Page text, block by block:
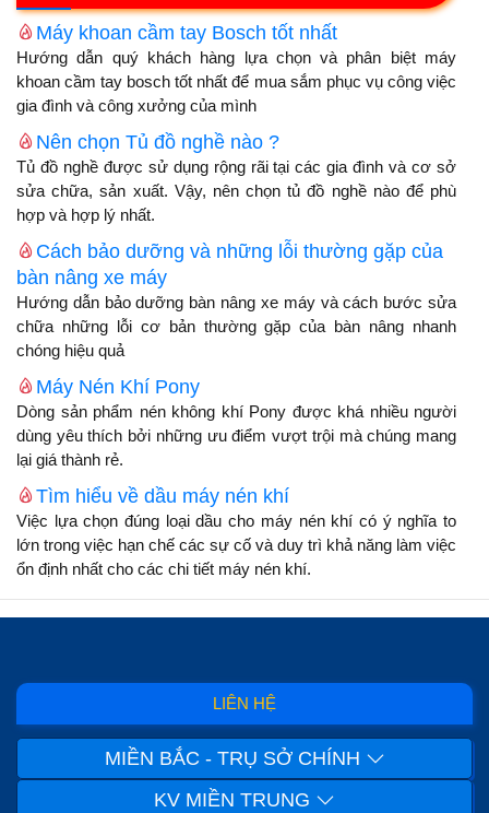
Máy khoan cầm tay Bosch tốt nhất
Hướng dẫn quý khách hàng lựa chọn và phân biệt máy
khoan cầm tay bosch tốt nhất để mua sắm phục vụ công việc
gia đình và công xưởng của mình
Nên chọn Tủ đồ nghề nào ?
Tủ đồ nghề được sử dụng rộng rãi tại các gia đình và cơ sở
sửa chữa, sản xuất. Vậy, nên chọn tủ đồ nghề nào để phù
hợp và hợp lý nhất.
Cách bảo dưỡng và những lỗi thường gặp của
bàn nâng xe máy
Hướng dẫn bảo dưỡng bàn nâng xe máy và cách bước sửa
chữa những lỗi cơ bản thường gặp của bàn nâng nhanh
chóng hiệu quả
Máy Nén Khí Pony
Dòng sản phẩm nén không khí Pony được khá nhiều người
dùng yêu thích bởi những ưu điểm vượt trội mà chúng mang
lại giá thành rẻ.
Tìm hiểu về dầu máy nén khí
Việc lựa chọn đúng loại dầu cho máy nén khí có ý nghĩa to
lớn trong việc hạn chế các sự cố và duy trì khả năng làm việc
ổn định nhất cho các chi tiết máy nén khí.
LIÊN HỆ
MIỀN BẮC - TRỤ SỞ CHÍNH
KV MIỀN TRUNG